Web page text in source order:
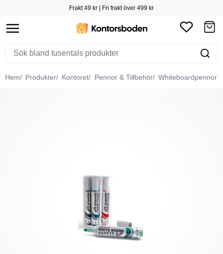
Frakt 49 kr | Fri frakt över 499 kr
Hem Produkter Kontoret Pennor & Tillbehör Whiteboardpennor